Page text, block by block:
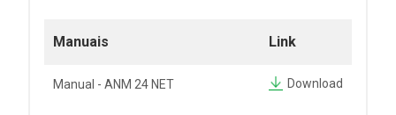
Manuais Link
Manual - ANM 24 NET Download